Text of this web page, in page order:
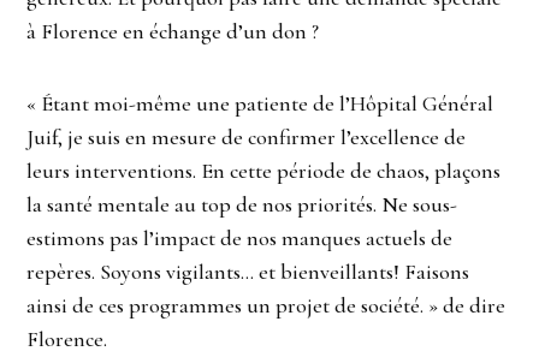
à Florence en échange d’un don ?
« Étant moi-même une patiente de l’Hôpital Général
Juif, je suis en mesure de confirmer l’excellence de
leurs interventions. En cette période de chaos, plaçons
la santé mentale au top de nos priorités. Ne sous-
estimons pas l’impact de nos manques actuels de
repères. Soyons vigilants… et bienveillants! Faisons
ainsi de ces programmes un projet de société. » de dire
Florence.